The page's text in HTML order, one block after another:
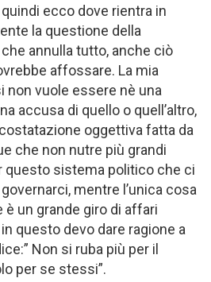
ecco dove rientra in
la questione della
annulla tutto, anche ciò
affossare. La mia
non vuole essere nè una
accusa di quello o quell’altro,
oggettiva fatta da
che non nutre più grandi
questo sistema politico che ci
mentre l’unica cosa
è un grande giro di affari
questo devo dare ragione a
Non si ruba più per il
per se stessi”.